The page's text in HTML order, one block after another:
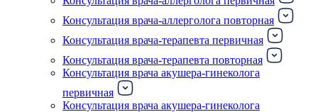
Консультация врача-аллерголога повторная
Консультация врача-терапевта первичная
Консультация врача-терапевта повторная
Консультация врача акушера-гинеколога
первичная
Консультация врача акушера-гинеколога